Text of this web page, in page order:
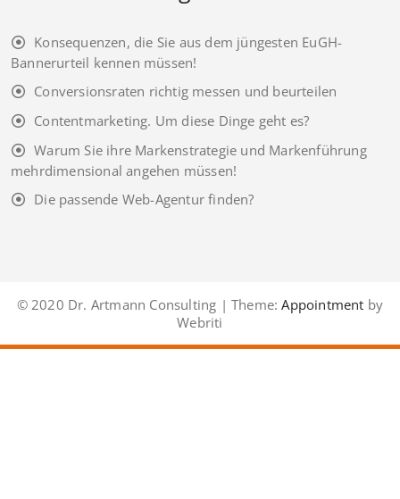
Konsequenzen, die Sie aus dem jüngesten EuGH-
Bannerurteil kennen müssen!
Conversionsraten richtig messen und beurteilen
Contentmarketing. Um diese Dinge geht es?
Warum Sie ihre Markenstrategie und Markenführung
mehrdimensional angehen müssen!
Die passende Web-Agentur finden?
© 2020 Dr. Artmann Consulting | Theme: Appointment by
Webriti